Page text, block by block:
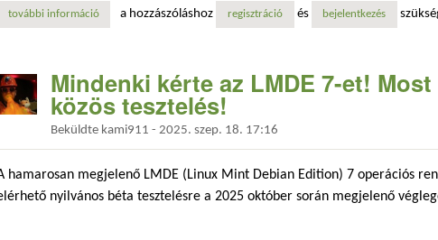
további információmegjelent a proxmox mail gateway 9.0 verziója tartalommal
a hozzászóláshoz regisztráció és bejelentkezés
Mindenki kérte az LMDE 7-et!
közös tesztelés!
Beküldte kami911 - 2025. szep. 18. 17:16
hamarosan megjelenő LMDE (Linux Mint Debian Edition) 7 operációs
nyilvános béta tesztelésre a 2025 október során megjelenő